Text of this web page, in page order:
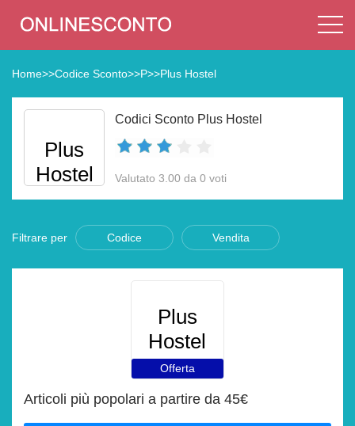
Home>>Codice Sconto>>P>>Plus Hostel
Plus
Hostel
Codici Sconto Plus Hostel
Valutato 3.00 da 0 voti
Filtrare per Codice Vendita
Plus
Hostel
Offerta
Articoli più popolari a partire da 45€